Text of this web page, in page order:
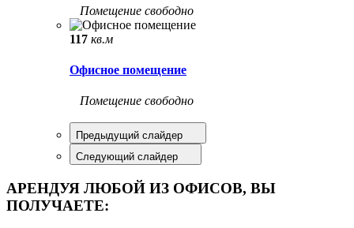
Помещение свободно
117 кв.м
Офисное помещение
Помещение свободно
Предыдущий слайдер
Следующий слайдер
АРЕНДУЯ ЛЮБОЙ ИЗ ОФИСОВ, ВЫ
ПОЛУЧАЕТЕ: